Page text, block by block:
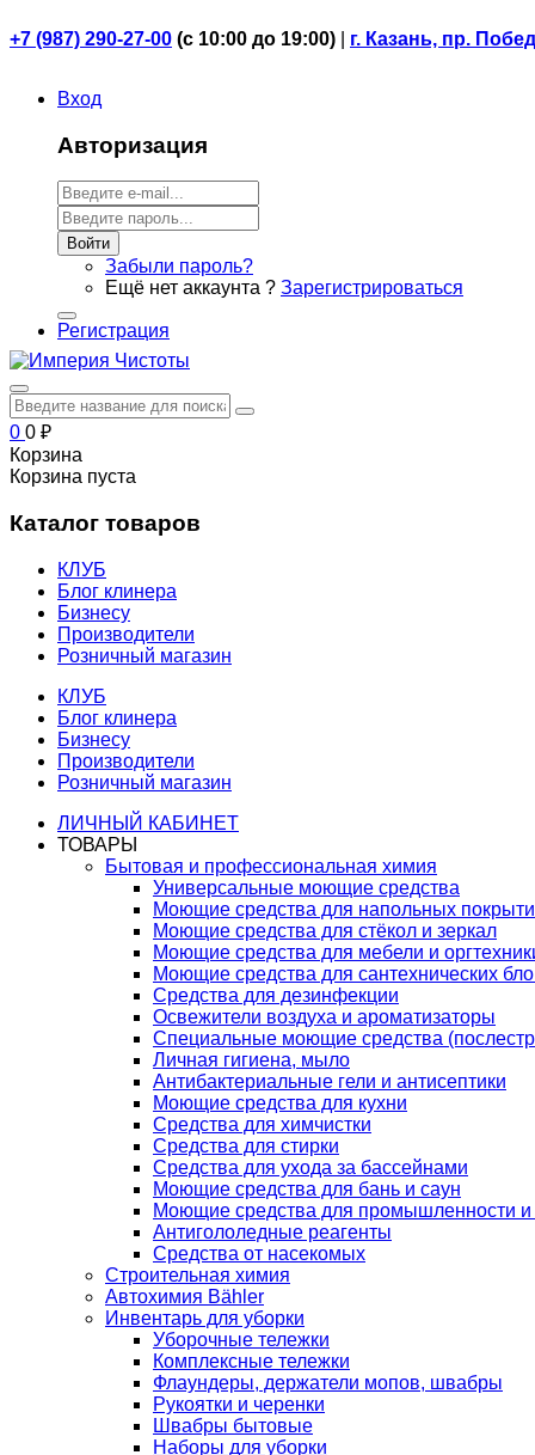
+7 (987) 290-27-00 (с 10:00 до 19:00) г. Казань, пр.
Вход
Авторизация
Войти
Забыли пароль?
Ещё нет аккаунта ? Зарегистрироваться
Регистрация
0 0 ₽
Корзина
Корзина пуста
Каталог товаров
КЛУБ
Блог клинера
Бизнесу
Производители
Розничный магазин
КЛУБ
Блог клинера
Бизнесу
Производители
Розничный магазин
ЛИЧНЫЙ КАБИНЕТ
ТОВАРЫ
Бытовая и профессиональная химия
Универсальные моющие средства
Моющие средства для напольных
Моющие средства для стёкол и зеркал
Моющие средства для мебели и
Моющие средства для сантехнических
Средства для дезинфекции
Освежители воздуха и ароматизаторы
Специальные моющие средства
Личная гигиена, мыло
Антибактериальные гели и антисептики
Моющие средства для кухни
Средства для химчистки
Средства для стирки
Средства для ухода за бассейнами
Моющие средства для бань и саун
Моющие средства для промышленности и
Антигололедные реагенты
Средства от насекомых
Строительная химия
Автохимия Bähler
Инвентарь для уборки
Уборочные тележки
Комплексные тележки
Флаундеры, держатели мопов, швабры
Рукоятки и черенки
Швабры бытовые
Наборы для уборки